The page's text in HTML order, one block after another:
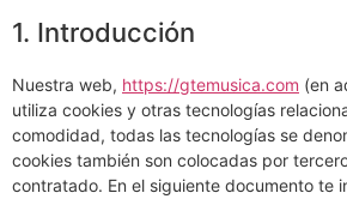
1. Introducción
Nuestra web, https://gtemusica.com (en
utiliza cookies y otras tecnologías
comodidad, todas las tecnologías se
cookies también son colocadas por
contratado. En el siguiente documento te